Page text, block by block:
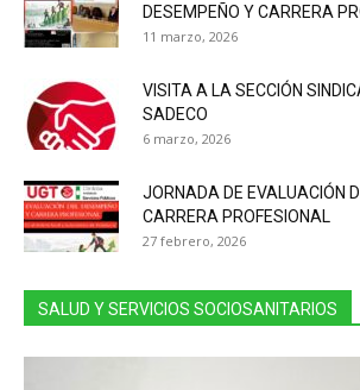
DESEMPEÑO Y CARRERA
11 marzo, 2026
VISITA A LA SECCIÓN
SADECO
6 marzo, 2026
JORNADA DE EVALUACIÓN
CARRERA PROFESIONAL
27 febrero, 2026
SALUD Y SERVICIOS SOCIOSANITARIOS